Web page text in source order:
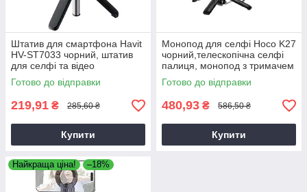
Штатив для смартфона Havit
HV-ST7033 чорний, штатив
для селфі та відео
Готово до відправки
219,91 ₴ 285,60 ₴
Купити
Монопод для селфі Hoco K27
чорний,телескопічна селфі
палиця, монопод з тримачем
для телефону
Готово до відправки
480,93 ₴ 586,50 ₴
Купити
Найкраща ціна! –18%